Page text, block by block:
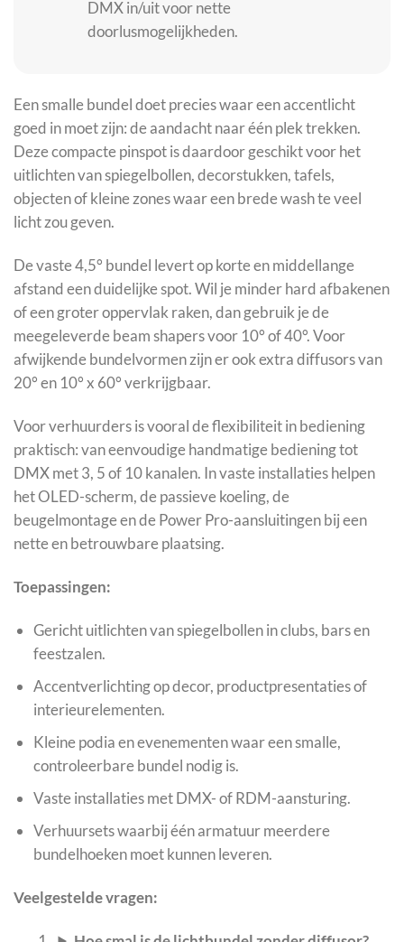
DMX in/uit voor nette
doorlusmogelijkheden.
Een smalle bundel doet precies waar een accentlicht
goed in moet zijn: de aandacht naar één plek trekken.
Deze compacte pinspot is daardoor geschikt voor het
uitlichten van spiegelbollen, decorstukken, tafels,
objecten of kleine zones waar een brede wash te veel
licht zou geven.
De vaste 4,5° bundel levert op korte en middellange
afstand een duidelijke spot. Wil je minder hard afbakenen
of een groter oppervlak raken, dan gebruik je de
meegeleverde beam shapers voor 10° of 40°. Voor
afwijkende bundelvormen zijn er ook extra diffusors van
20° en 10° x 60° verkrijgbaar.
Voor verhuurders is vooral de flexibiliteit in bediening
praktisch: van eenvoudige handmatige bediening tot
DMX met 3, 5 of 10 kanalen. In vaste installaties helpen
het OLED-scherm, de passieve koeling, de
beugelmontage en de Power Pro-aansluitingen bij een
nette en betrouwbare plaatsing.
Toepassingen:
Gericht uitlichten van spiegelbollen in clubs, bars en
feestzalen.
Accentverlichting op decor, productpresentaties of
interieurelementen.
Kleine podia en evenementen waar een smalle,
controleerbare bundel nodig is.
Vaste installaties met DMX- of RDM-aansturing.
Verhuursets waarbij één armatuur meerdere
bundelhoeken moet kunnen leveren.
Veelgestelde vragen: